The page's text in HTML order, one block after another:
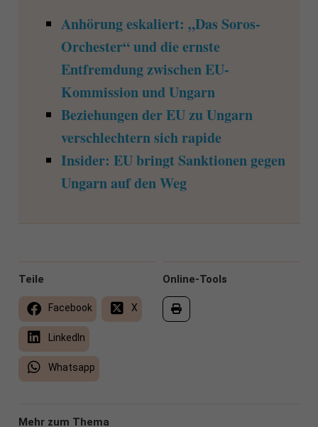
Anhörung eskaliert: „Das Soros-
Orchester“ und die ernste
Entfremdung zwischen EU-
Kommission und Ungarn
Beziehungen der EU zu Ungarn
verschlechtern sich rapide
Insider: EU bringt Sanktionen gegen
Ungarn auf den Weg
Online-Tools
Teile
Facebook X
LinkedIn
Whatsapp
Mehr zum Thema